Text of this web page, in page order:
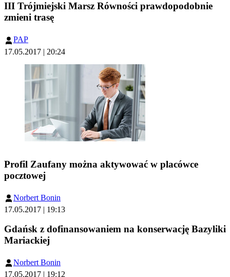
III Trójmiejski Marsz Równości prawdopodobnie
zmieni trasę
PAP
17.05.2017 | 20:24
Profil Zaufany można aktywować w placówce
pocztowej
Norbert Bonin
17.05.2017 | 19:13
Gdańsk z dofinansowaniem na konserwację Bazyliki
Mariackiej
Norbert Bonin
17.05.2017 | 19:12